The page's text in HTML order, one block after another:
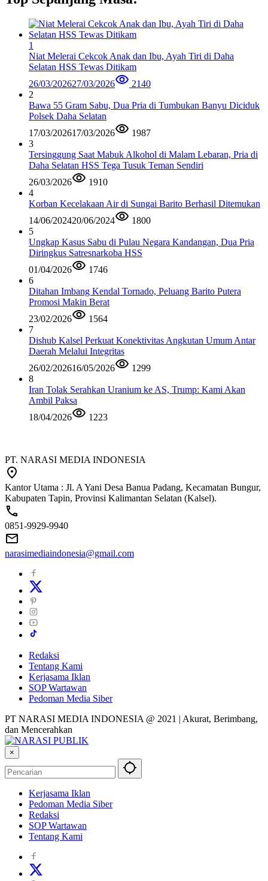
1
Niat Melerai Cekcok Anak dan Ibu, Ayah Tiri di Daha
Selatan HSS Tewas Ditikam
26/03/202627/03/2026
2140
2
Bawa 55 Gram Sabu, Dua Pria di Tumbukan Banyu Diciduk
Polsek Daha Selatan
17/03/202617/03/2026
1987
3
Tersinggung Saat Mabuk Alkohol di Malam Lebaran, Pria di
Daha Selatan HSS Tega Tusuk Teman Sendiri
26/03/2026
1910
4
Korban Kecelakaan Air di Sungai Barito Berhasil Ditemukan
14/06/202420/06/2024
1800
5
Ungkap Kasus Sabu di Pulau Negara Kandangan, Dua Pria
Diringkus Satresnarkoba HSS
01/04/2026
1746
6
Ditahan Imbang Kendal Tornado, Peluang Barito Putera
Promosi Makin Berat
23/02/2026
1564
7
Dishub Kalsel Perkuat Konektivitas Angkutan Umum Antar
Daerah Melalui Integritas
26/02/202616/05/2026
1299
8
Iran Tolak Serahkan Uranium ke AS, Trump: Kami Akan
Ambil Paksa
18/04/2026
1223
PT. NARASI MEDIA INDONESIA
Kantor Utama : Jl. A Yani Desa Banua Padang, Kecamatan Bungur,
Kabupaten Tapin, Provinsi Kalimantan Selatan (Kalsel).
0851-9929-9940
narasimediaindonesia@gmail.com
Redaksi
Tentang Kami
Kerjasama Iklan
SOP Wartawan
Pedoman Media Siber
PT NARASI MEDIA INDONESIA @ 2021 | Akurat, Berimbang,
dan Mencerahkan
×
Kerjasama Iklan
Pedoman Media Siber
Redaksi
SOP Wartawan
Tentang Kami